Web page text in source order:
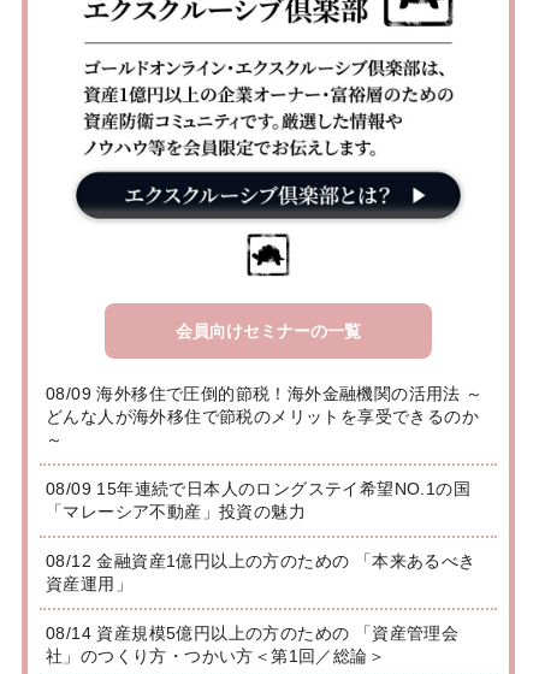
会員向けセミナーの一覧
08/09 海外移住で圧倒的節税！海外金融機関の活用法 ～
どんな人が海外移住で節税のメリットを享受できるのか
～
08/09 15年連続で日本人のロングステイ希望NO.1の国
「マレーシア不動産」投資の魅力
08/12 金融資産1億円以上の方のための 「本来あるべき
資産運用」
08/14 資産規模5億円以上の方のための 「資産管理会
社」のつくり方・つかい方＜第1回／総論＞